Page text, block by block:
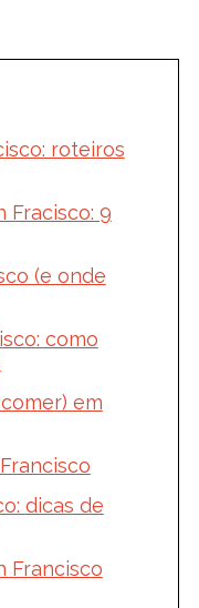
roteiros
Fracisco: 9
(e onde
como
em
dicas de
Francisco